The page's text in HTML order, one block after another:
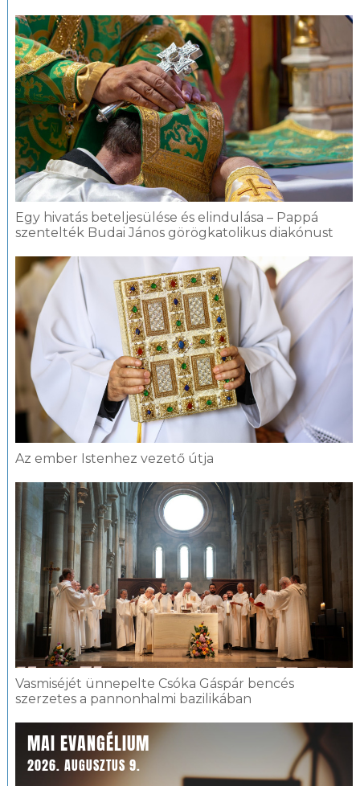
Egy hivatás beteljesülése és elindulása – Pappá
szentelték Budai János görögkatolikus diakónust
Az ember Istenhez vezető útja
Vasmiséjét ünnepelte Csóka Gáspár bencés
szerzetes a pannonhalmi bazilikában
MAI EVANGÉLIUM
2026. AUGUSZTUS 9.